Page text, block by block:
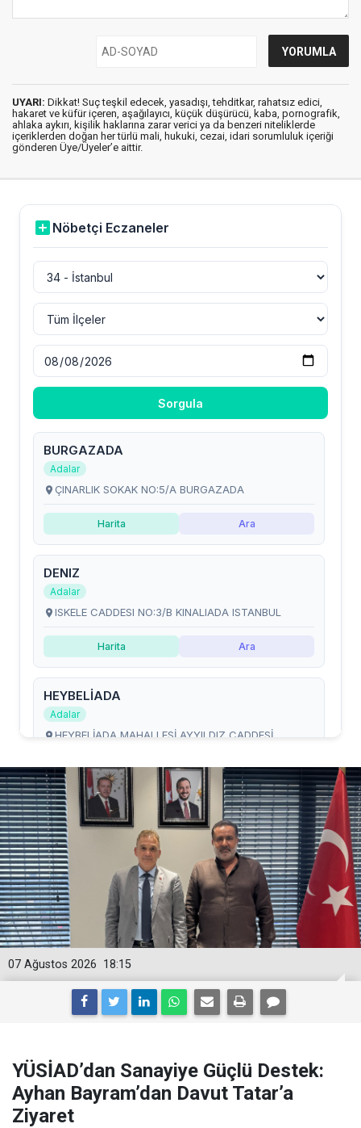
UYARI: Dikkat! Suç teşkil edecek, yasadışı, tehditkar, rahatsız edici,
hakaret ve küfür içeren, aşağılayıcı, küçük düşürücü, kaba, pornografik,
ahlaka aykırı, kişilik haklarına zarar verici ya da benzeri niteliklerde
içeriklerden doğan her türlü mali, hukuki, cezai, idari sorumluluk içeriği
gönderen Üye/Üyeler’e aittir.
18:15
07 Ağustos 2026
YÜSİAD’dan Sanayiye Güçlü Destek:
Ayhan Bayram’dan Davut Tatar’a
Ziyaret